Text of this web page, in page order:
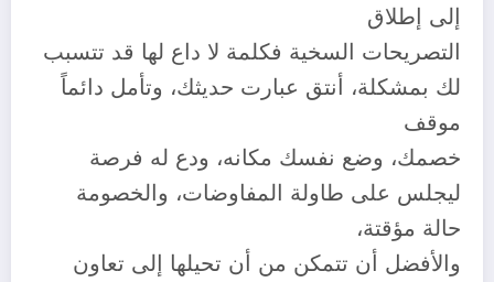
إلى إطلاق
التصريحات السخية فكلمة لا داع لها قد تتسبب
لك بمشكلة، أنتق عبارت حديثك، وتأمل دائماً
موقف
خصمك، وضع نفسك مكانه، ودع له فرصة
ليجلس على طاولة المفاوضات، والخصومة
حالة مؤقتة،
والأفضل أن تتمكن من أن تحيلها إلى تعاون